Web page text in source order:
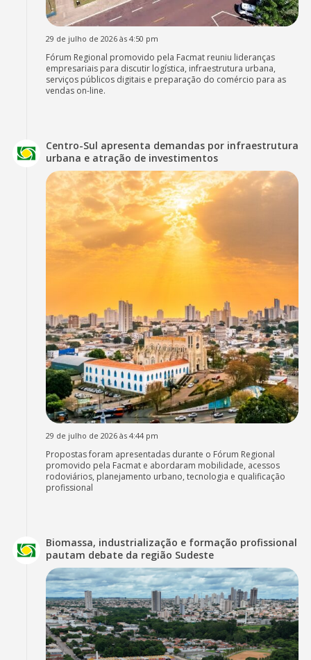
29 de julho de 2026 às 4:50 pm
Fórum Regional promovido pela Facmat reuniu lideranças
empresariais para discutir logística, infraestrutura urbana,
serviços públicos digitais e preparação do comércio para as
vendas on-line.
Centro-Sul apresenta demandas por infraestrutura
urbana e atração de investimentos
29 de julho de 2026 às 4:44 pm
Propostas foram apresentadas durante o Fórum Regional
promovido pela Facmat e abordaram mobilidade, acessos
rodoviários, planejamento urbano, tecnologia e qualificação
profissional
Biomassa, industrialização e formação profissional
pautam debate da região Sudeste